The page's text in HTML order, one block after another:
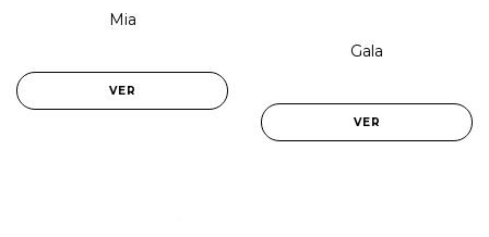
Mia
VER
Gala
VER